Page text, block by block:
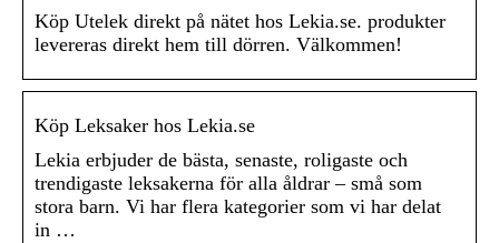
Köp Utelek direkt på nätet hos Lekia.se. produkter
levereras direkt hem till dörren. Välkommen!
Köp Leksaker hos Lekia.se
Lekia erbjuder de bästa, senaste, roligaste och
trendigaste leksakerna för alla åldrar – små som
stora barn. Vi har flera kategorier som vi har delat
in …